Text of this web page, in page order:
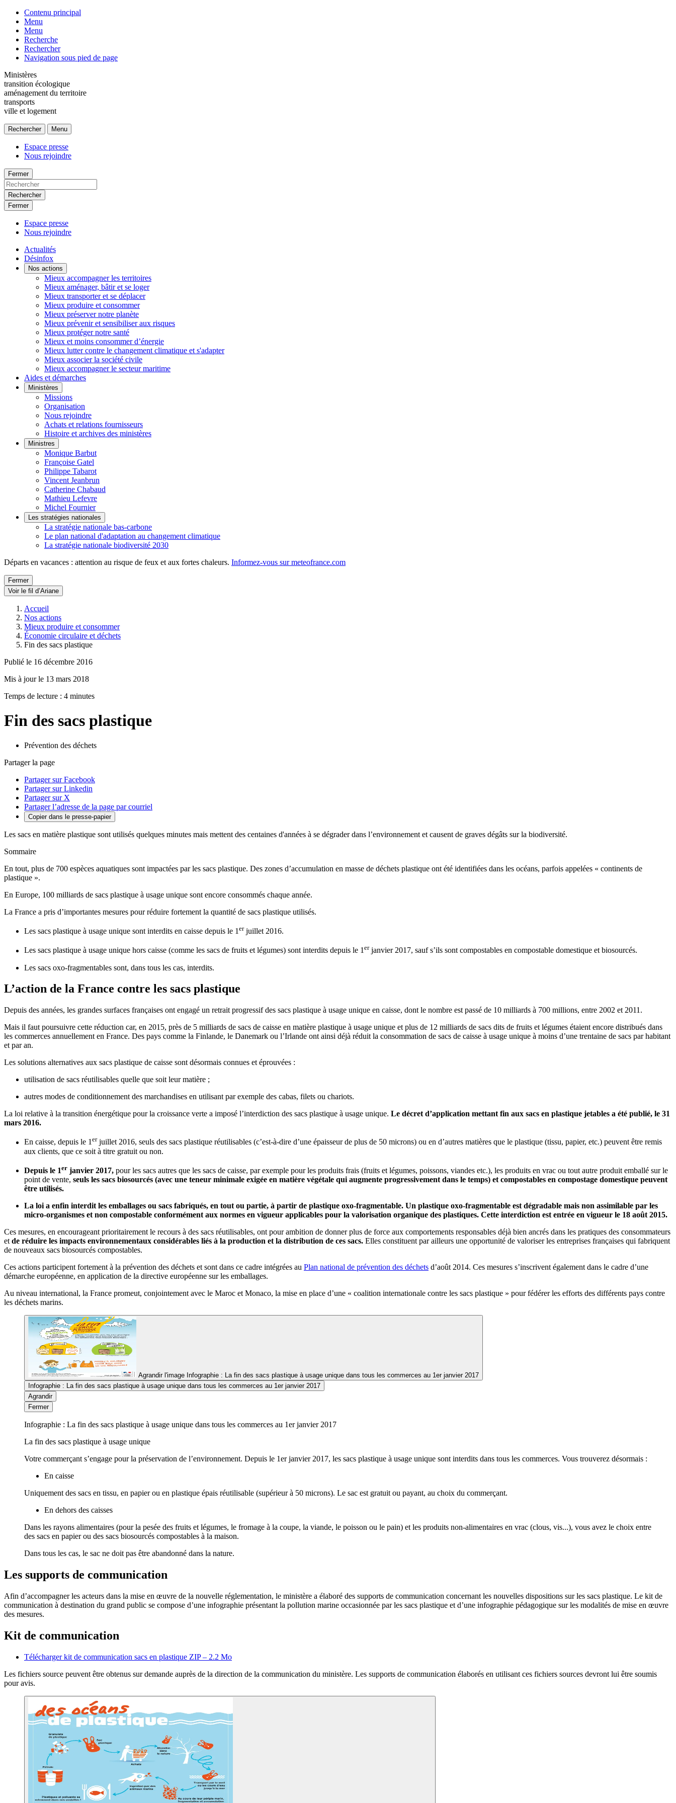
Contenu principal
Menu
Menu
Recherche
Rechercher
Navigation sous pied de page
Ministères
transition écologique
aménagement du territoire
transports
ville et logement
Rechercher Menu
Espace presse
Nous rejoindre
Fermer
Rechercher
Fermer
Espace presse
Nous rejoindre
Actualités
Désinfox
Nos actions
Mieux accompagner les territoires
Mieux aménager, bâtir et se loger
Mieux transporter et se déplacer
Mieux produire et consommer
Mieux préserver notre planète
Mieux prévenir et sensibiliser aux risques
Mieux protéger notre santé
Mieux et moins consommer d’énergie
Mieux lutter contre le changement climatique et s'adapter
Mieux associer la société civile
Mieux accompagner le secteur maritime
Aides et démarches
Ministères
Missions
Organisation
Nous rejoindre
Achats et relations fournisseurs
Histoire et archives des ministères
Ministres
Monique Barbut
Françoise Gatel
Philippe Tabarot
Vincent Jeanbrun
Catherine Chabaud
Mathieu Lefevre
Michel Fournier
Les stratégies nationales
La stratégie nationale bas-carbone
Le plan national d'adaptation au changement climatique
La stratégie nationale biodiversité 2030
Départs en vacances : attention au risque de feux et aux fortes chaleurs. Informez-vous sur meteofrance.com
Fermer
Voir le fil d’Ariane
Accueil
Nos actions
Mieux produire et consommer
Économie circulaire et déchets
Fin des sacs plastique
Publié le 16 décembre 2016
Mis à jour le 13 mars 2018
Temps de lecture : 4 minutes
Fin des sacs plastique
Prévention des déchets
Partager la page
Partager sur Facebook
Partager sur Linkedin
Partager sur X
Partager l’adresse de la page par courriel
Copier dans le presse-papier
Les sacs en matière plastique sont utilisés quelques minutes mais mettent des centaines d'années à se dégrader dans l’environnement et causent de graves dégâts sur la biodiversité.
Sommaire
En tout, plus de 700 espèces aquatiques sont impactées par les sacs plastique. Des zones d’accumulation en masse de déchets plastique ont été identifiées dans les océans, parfois appelées « continents de
plastique ».
En Europe, 100 milliards de sacs plastique à usage unique sont encore consommés chaque année.
La France a pris d’importantes mesures pour réduire fortement la quantité de sacs plastique utilisés.
Les sacs plastique à usage unique sont interdits en caisse depuis le 1 erjuillet 2016.
Les sacs plastique à usage unique hors caisse (comme les sacs de fruits et légumes) sont interdits depuis le 1erjanvier 2017, sauf s’ils sont compostables en compostable domestique et biosourcés.
Les sacs oxo-fragmentables sont, dans tous les cas, interdits.
L’action de la France contre les sacs plastique
Depuis des années, les grandes surfaces françaises ont engagé un retrait progressif des sacs plastique à usage unique en caisse, dont le nombre est passé de 10 milliards à 700 millions, entre 2002 et 2011.
Mais il faut poursuivre cette réduction car, en 2015, près de 5 milliards de sacs de caisse en matière plastique à usage unique et plus de 12 milliards de sacs dits de fruits et légumes étaient encore distribués dans
les commerces annuellement en France. Des pays comme la Finlande, le Danemark ou l’Irlande ont ainsi déjà réduit la consommation de sacs de caisse à usage unique à moins d’une trentaine de sacs par habitant
et par an.
Les solutions alternatives aux sacs plastique de caisse sont désormais connues et éprouvées :
utilisation de sacs réutilisables quelle que soit leur matière ;
autres modes de conditionnement des marchandises en utilisant par exemple des cabas, filets ou chariots.
La loi relative à la transition énergétique pour la croissance verte a imposé l’interdiction des sacs plastique à usage unique. Le décret d’application mettant fin aux sacs en plastique jetables a été publié, le 31
mars 2016.
En caisse, depuis le 1erjuillet 2016, seuls des sacs plastique réutilisables (c’est-à-dire d’une épaisseur de plus de 50 microns) ou en d’autres matières que le plastique (tissu, papier, etc.) peuvent être remis
aux clients, que ce soit à titre gratuit ou non.
Depuis le 1er janvier 2017, pour les sacs autres que les sacs de caisse, par exemple pour les produits frais (fruits et légumes, poissons, viandes etc.), les produits en vrac ou tout autre produit emballé sur le
point de vente, seuls les sacs biosourcés (avec une teneur minimale exigée en matière végétale qui augmente progressivement dans le temps) et compostables en compostage domestique peuvent
être utilisés.
La loi a enfin interdit les emballages ou sacs fabriqués, en tout ou partie, à partir de plastique oxo-fragmentable. Un plastique oxo-fragmentable est dégradable mais non assimilable par les
micro-organismes et non compostable conformément aux normes en vigueur applicables pour la valorisation organique des plastiques. Cette interdiction est entrée en vigueur le 18 août 2015.
Ces mesures, en encourageant prioritairement le recours à des sacs réutilisables, ont pour ambition de donner plus de force aux comportements responsables déjà bien ancrés dans les pratiques des consommateurs
et de réduire les impacts environnementaux considérables liés à la production et la distribution de ces sacs. Elles constituent par ailleurs une opportunité de valoriser les entreprises françaises qui fabriquent
de nouveaux sacs biosourcés compostables.
Ces actions participent fortement à la prévention des déchets et sont dans ce cadre intégrées au Plan national de prévention des déchets d’août 2014. Ces mesures s’inscrivent également dans le cadre d’une
démarche européenne, en application de la directive européenne sur les emballages.
Au niveau international, la France promeut, conjointement avec le Maroc et Monaco, la mise en place d’une « coalition internationale contre les sacs plastique » pour fédérer les efforts des différents pays contre
les déchets marins.
Agrandir l'image Infographie : La fin des sacs plastique à usage unique dans tous les commerces au 1er janvier 2017
Infographie : La fin des sacs plastique à usage unique dans tous les commerces au 1er janvier 2017
Agrandir
Fermer
Infographie : La fin des sacs plastique à usage unique dans tous les commerces au 1er janvier 2017
La fin des sacs plastique à usage unique
Votre commerçant s’engage pour la préservation de l’environnement. Depuis le 1er janvier 2017, les sacs plastique à usage unique sont interdits dans tous les commerces. Vous trouverez désormais :
En caisse
Uniquement des sacs en tissu, en papier ou en plastique épais réutilisable (supérieur à 50 microns). Le sac est gratuit ou payant, au choix du commerçant.
En dehors des caisses
Dans les rayons alimentaires (pour la pesée des fruits et légumes, le fromage à la coupe, la viande, le poisson ou le pain) et les produits non-alimentaires en vrac (clous, vis...), vous avez le choix entre
des sacs en papier ou des sacs biosourcés compostables à la maison.
Dans tous les cas, le sac ne doit pas être abandonné dans la nature.
Les supports de communication
Afin d’accompagner les acteurs dans la mise en œuvre de la nouvelle réglementation, le ministère a élaboré des supports de communication concernant les nouvelles dispositions sur les sacs plastique. Le kit de
communication à destination du grand public se compose d’une infographie présentant la pollution marine occasionnée par les sacs plastique et d’une infographie pédagogique sur les modalités de mise en œuvre
des mesures.
Kit de communication
Télécharger kit de communication sacs en plastique ZIP – 2.2 Mo
Les fichiers source peuvent être obtenus sur demande auprès de la direction de la communication du ministère. Les supports de communication élaborés en utilisant ces fichiers sources devront lui être soumis
pour avis.